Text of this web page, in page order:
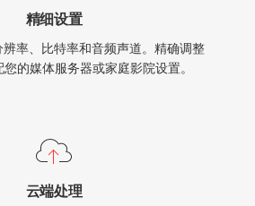
精细设置
率、比特率和音频声道。精确调整
的媒体服务器或家庭影院设置。
云端处理